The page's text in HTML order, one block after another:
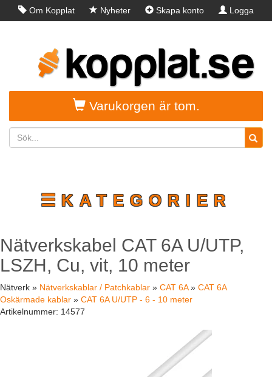
Om Kopplat Nyheter Skapa konto Logga
Varukorgen är tom.
☰KATEGORIER
Nätverkskabel CAT 6A U/UTP,
LSZH, Cu, vit, 10 meter
Nätverk » Nätverkskablar / Patchkablar » CAT 6A» CAT 6A
Oskärmade kablar » CAT 6A U/UTP - 6 - 10 meter
Artikelnummer: 14577